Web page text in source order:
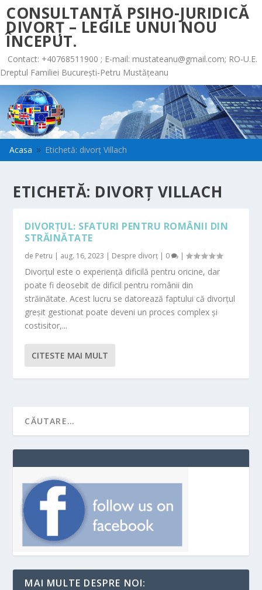
CONSULTANȚĂ PSIHO-JURIDICĂ
DIVORȚ – LEGILE UNUI NOU
ÎNCEPUT.
Contact: +40768511900 ; E-mail: mustateanu@gmail.com; RO-U.E.
Dreptul Familiei București-Petru Mustățeanu
Acasa 9 Etichetă: divorț Villach
ETICHETĂ: DIVORȚ VILLACH
DIVORȚUL: SFATURI PENTRU ROMÂNII DIN
STRĂINĂTATE
de Petru | aug. 16, 2023 | Despre divorț | 0 |
Divorțul este o experiență dificilă pentru oricine, dar
poate fi deosebit de dificil pentru românii din
străinătate. Acest lucru se datorează faptului că divorțul
greșit gestionat poate deveni un proces complex și
costisitor,...
CITESTE MAI MULT
MAI MULTE DESPRE NOI: